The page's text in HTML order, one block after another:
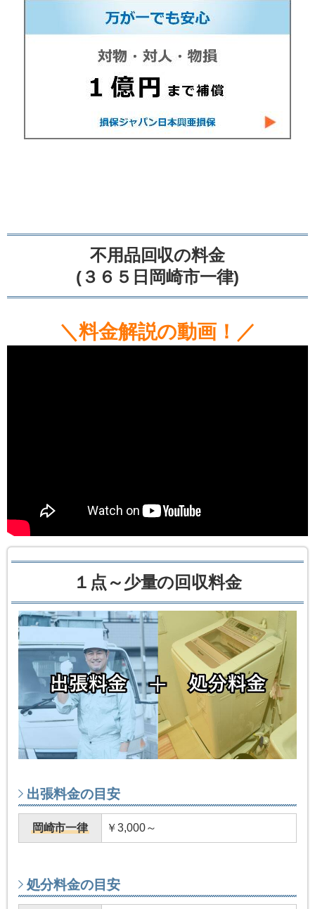
不用品回収の料金
(３６５日岡崎市一律)
＼料金解説の動画！／
１点～少量の回収料金
出張料金の目安
岡崎市一律 ￥3,000～
処分料金の目安